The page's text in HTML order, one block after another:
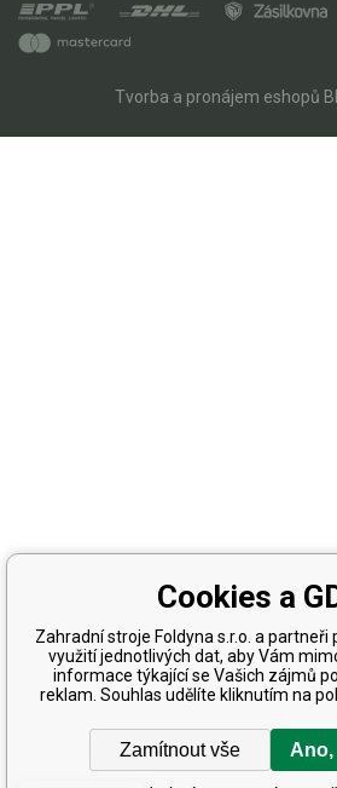
Tvorba a pronájem eshopů
Cookies a
Zahradní stroje Foldyna s.r.o. a partneři
využití jednotlivých dat, aby Vám
informace týkající se Vašich zájmů
reklam. Souhlas udělíte kliknutím na
Zamítnout vše Ano,